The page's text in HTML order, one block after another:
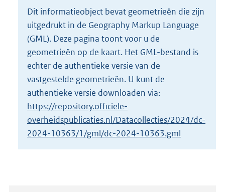
o
t
t
e
4
0
9
Dit informatieobject bevat geometrieën die zijn
uitgedrukt in de Geography Markup Language
(GML). Deze pagina toont voor u de
geometrieën op de kaart. Het GML-bestand is
echter de authentieke versie van de
vastgestelde geometrieën. U kunt de
authentieke versie downloaden via:
https://repository.officiele-
overheidspublicaties.nl/Datacollecties/2024/dc-
2024-10363/1/gml/dc-2024-10363.gml